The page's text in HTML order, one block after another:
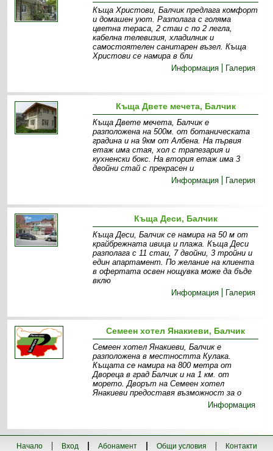
Къща Христови, Балчик предлага комфорт
и домашен уют. Разполага с голяма
цветна тераса, 2 стаи с по 2 легла,
кабелна телевизия, хладилник и
самостоятелен санитарен възел. Къща
Христови се намира в бли
Информация
Галерия
Къща Двете мечета, Балчик
Къща Двете мечета, Балчик е
разположена на 500м. от ботаническата
градина и на 9км от Албена. На първия
етаж има стая, хол с трапезария и
кухненски бокс. На втория етаж има 3
двойни стай с прекрасен и
Информация
Галерия
Къща Деси, Балчик
Къща Деси, Балчик се намира на 50 м от
крайбрежната ивица и плажа. Къща Деси
разполага с 11 стаи, 7 двойни, 3 тройни и
един апартамент. По желание на клиента
в офертата освен нощувка може да бъде
вклю
Информация
Галерия
Семеен хотел Янакиеви, Балчик
Семеен хотел Янакиеви, Балчик е
разположена в местността Кулака.
Къщата се намира на 800 метра от
Двореца в град Балчик и на 1 км. от
морето. Дворът на Семеен хотел
Янакиеви предоставя възможност за о
Информация
Начало Вход Абонамент Общи условия Контакти